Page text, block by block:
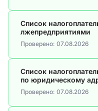
Список
лжепредприятиями
Проверено: 07.08.2026
Список
по юридическому
Проверено: 07.08.2026